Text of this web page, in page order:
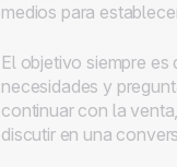
medios para
El objetivo siempre es
necesidades y
continuar con la
discutir en una